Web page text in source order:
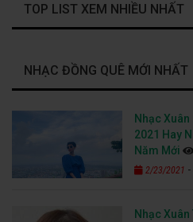
TOP LIST XEM NHIỀU NHẤT
NHẠC ĐỒNG QUÊ MỚI NHẤT
Nhạc
2021 Hay
Năm Mới
2/23/2021 -
Nhạc